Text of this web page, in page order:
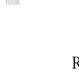
HAIR